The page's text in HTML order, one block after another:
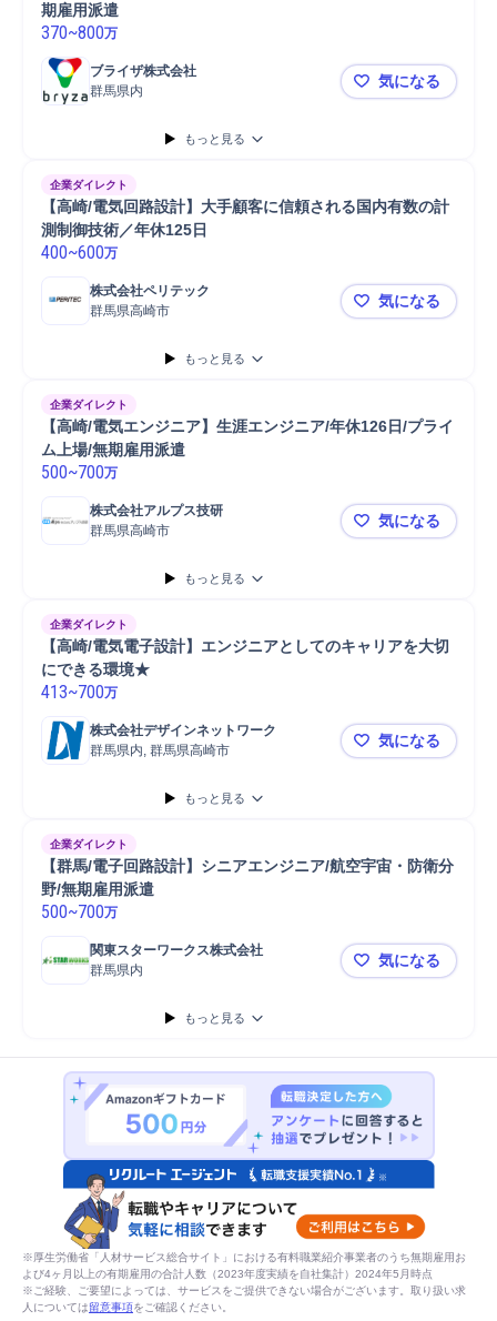
期雇用派遣
370~800万
ブライザ株式会社
群馬県内
群馬【電気
気になる
もっと見る
企業ダイレクト
【高崎/電気回路設計】大手顧客に信頼される国内有数の計
測制御技術／年休125日
400~600万
株式会社ペリテック
群馬県高崎市
【高崎/電気
気になる
もっと見る
企業ダイレクト
【高崎/電気エンジニア】生涯エンジニア/年休126日/プライ
ム上場/無期雇用派遣
500~700万
株式会社アルプス技研
群馬県高崎市
【高崎/電気
気になる
もっと見る
企業ダイレクト
【高崎/電気電子設計】エンジニアとしてのキャリアを大切
にできる環境★
413~700万
株式会社デザインネットワーク
群馬県内, 群馬県高崎市
【高崎/電
気になる
もっと見る
企業ダイレクト
【群馬/電子回路設計】シニアエンジニア/航空宇宙・防衛分
野/無期雇用派遣
500~700万
関東スターワークス株式会社
群馬県内
【群馬/電子
気になる
もっと見る
※厚生労働省「人材サービス総合サイト」における有料職業紹介事業者のうち無期雇用お
よび4ヶ月以上の有期雇用の合計人数（2023年度実績を自社集計）2024年5月時点
※ご経験、ご要望によっては、サービスをご提供できない場合がございます。取り扱い求
人については留意事項をご確認ください。